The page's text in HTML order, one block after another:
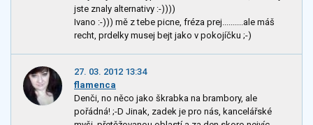
jste znaly alternativy :-))))
Ivano :-))) mě z tebe picne, fréza prej..........ale máš
recht, prdelky musej bejt jako v pokojíčku ;-)
27. 03. 2012 13:34
flamenca
Denči, no něco jako škrabka na brambory, ale
pořádná! ;-D Jinak, zadek je pro nás, kancelářské